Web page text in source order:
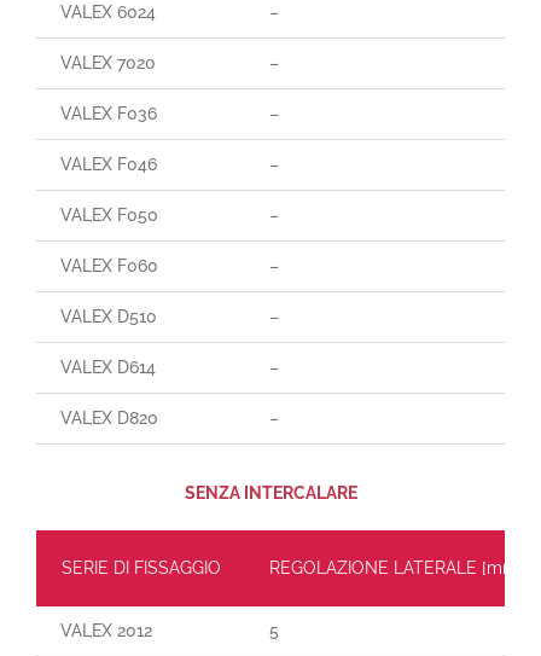
VALEX 6024 –
VALEX 7020 –
VALEX F036 –
VALEX F046 –
VALEX F050 –
VALEX F060 –
VALEX D510 –
VALEX D614 –
VALEX D820 –
SENZA INTERCALARE
SERIE DI FISSAGGIO REGOLAZIONE LATERALE [mm]
VALEX 2012 5